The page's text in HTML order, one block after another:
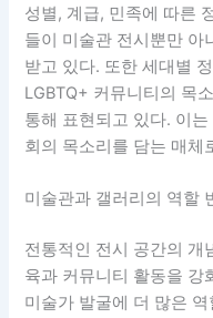
성별, 계급, 민족에 따른
들이 미술관 전시뿐만 아
받고 있다. 또한 세대별
LGBTQ+ 커뮤니티의 목
통해 표현되고 있다. 이
회의 목소리를 담는 매체
미술관과 갤러리의 역할
전통적인 전시 공간의 개
육과 커뮤니티 활동을 강
미술가 발굴에 더 많은